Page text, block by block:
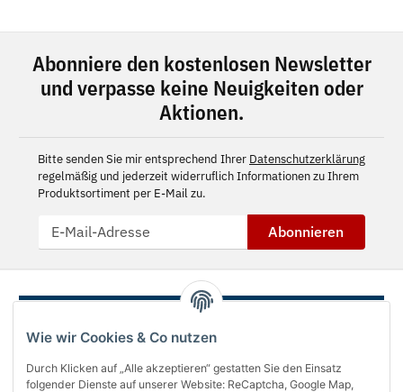
Wie wir Cookies & Co nutzen
Durch Klicken auf „Alle akzeptieren“ gestatten Sie den Einsatz
folgender Dienste auf unserer Website: ReCaptcha, Google Map,
Abonniere den kostenlosen Newsletter
und verpasse keine Neuigkeiten oder
Aktionen.
Bitte senden Sie mir entsprechend Ihrer Datenschutzerklärung
regelmäßig und jederzeit widerruflich Informationen zu Ihrem
Produktsortiment per E-Mail zu.
Abonnieren